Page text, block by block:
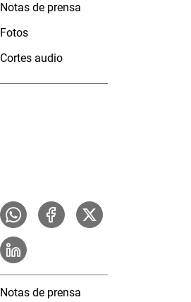
Notas de prensa
Fotos
Cortes audio
Notas de prensa